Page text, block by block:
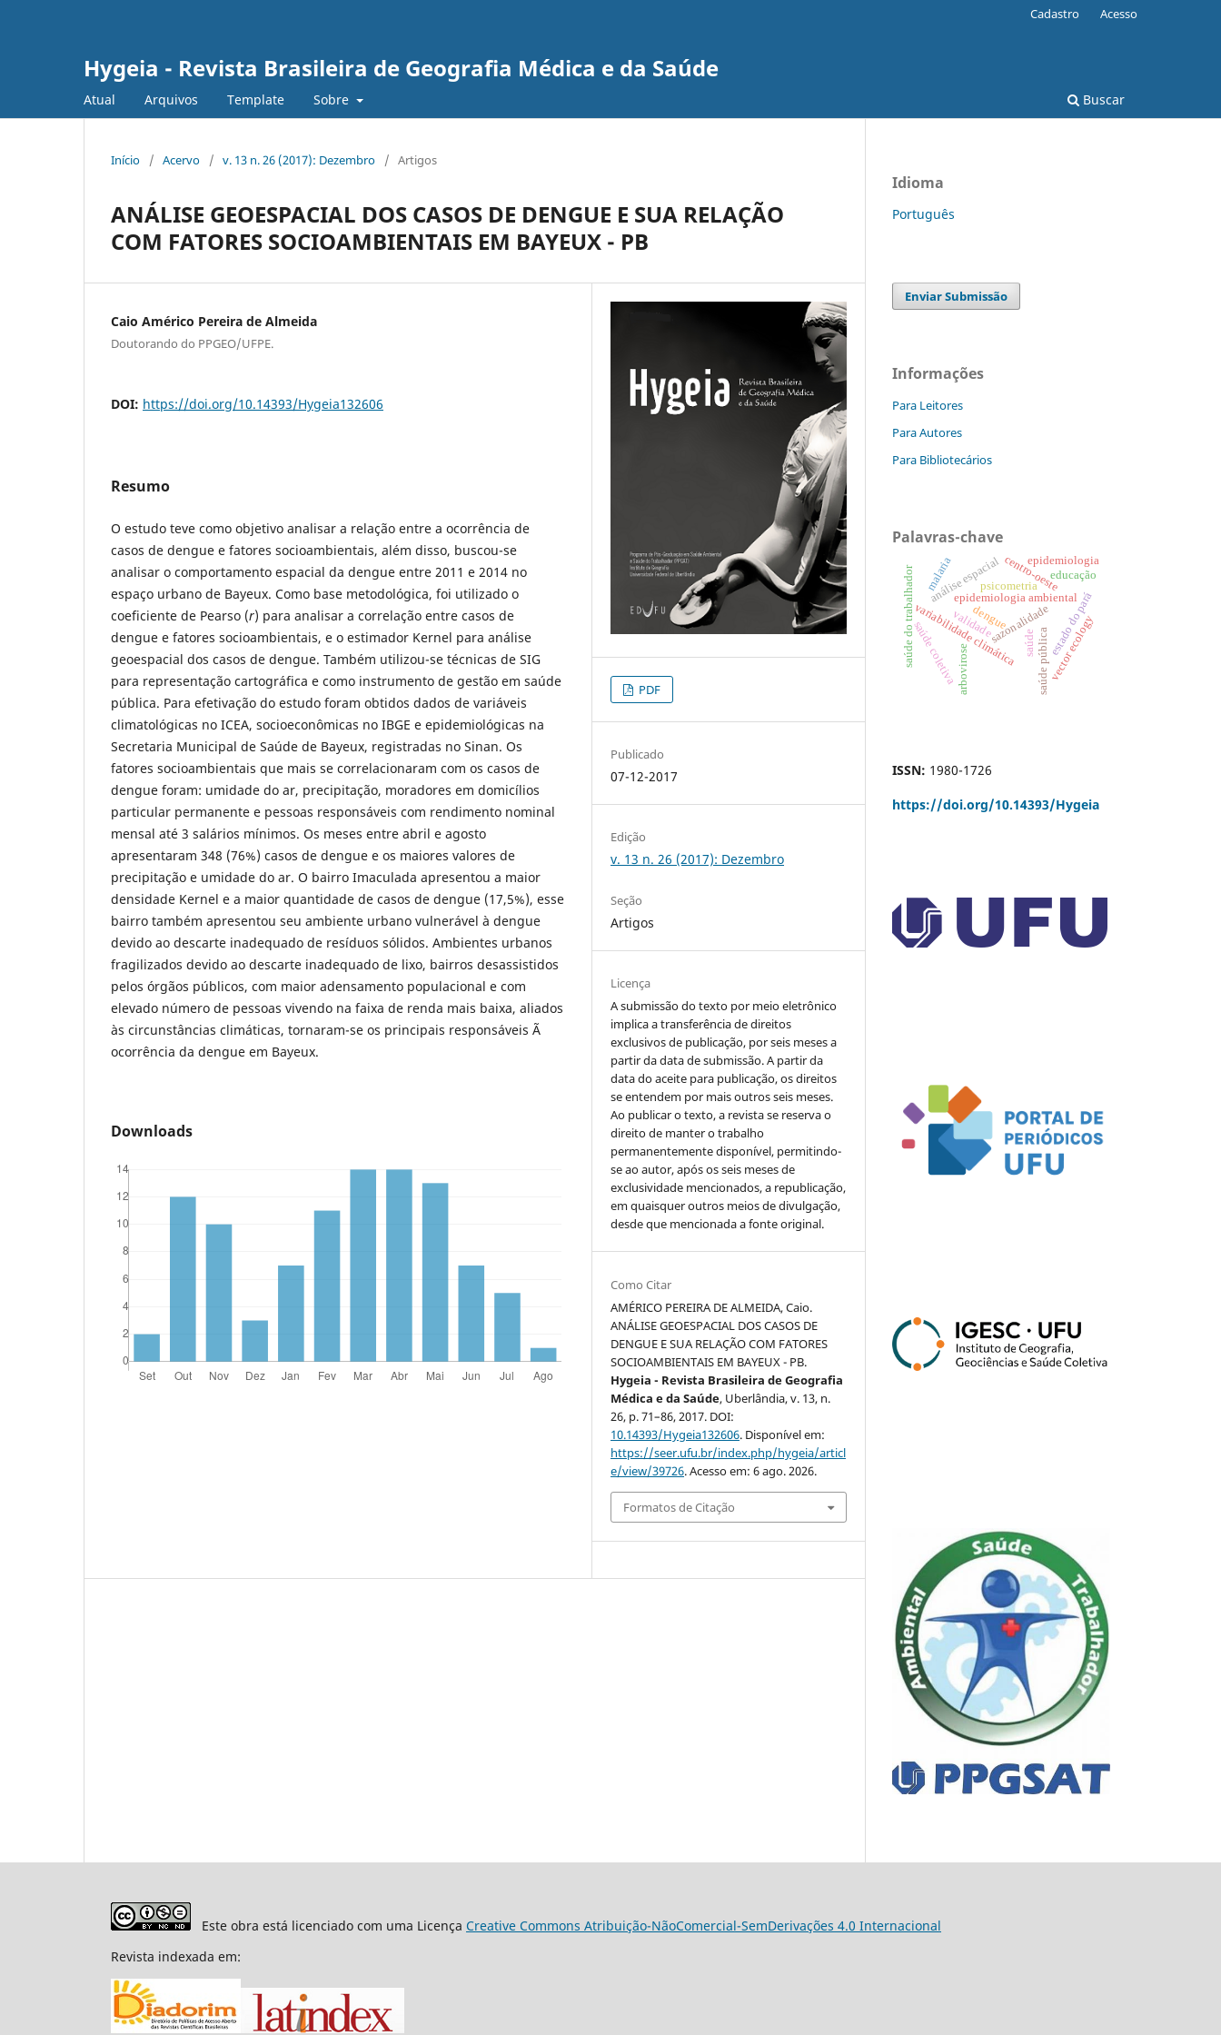
Hygeia - Revista Brasileira de Geografia Médica e da Saúde
Atual Arquivos Template Sobre Buscar
Cadastro Acesso
Início / Acervo / v. 13 n. 26 (2017): Dezembro / Artigos
ANÁLISE GEOESPACIAL DOS CASOS DE DENGUE E SUA RELAÇÃO
COM FATORES SOCIOAMBIENTAIS EM BAYEUX - PB
Caio Américo Pereira de Almeida
Doutorando do PPGEO/UFPE.
DOI: https://doi.org/10.14393/Hygeia132606
Resumo
O estudo teve como objetivo analisar a relação entre a ocorrência de
casos de dengue e fatores socioambientais, além disso, buscou-se
analisar o comportamento espacial da dengue entre 2011 e 2014 no
espaço urbano de Bayeux. Como base metodológica, foi utilizado o
coeficiente de Pearso (r) para analisar a correlação entre casos de
dengue e fatores socioambientais, e o estimador Kernel para análise
geoespacial dos casos de dengue. Também utilizou-se técnicas de SIG
para representação cartográfica e como instrumento de gestão em saúde
pública. Para efetivação do estudo foram obtidos dados de variáveis
climatológicas no ICEA, socioeconômicas no IBGE e epidemiológicas na
Secretaria Municipal de Saúde de Bayeux, registradas no Sinan. Os
fatores socioambientais que mais se correlacionaram com os casos de
dengue foram: umidade do ar, precipitação, moradores em domicílios
particular permanente e pessoas responsáveis com rendimento nominal
mensal até 3 salários mínimos. Os meses entre abril e agosto
apresentaram 348 (76%) casos de dengue e os maiores valores de
precipitação e umidade do ar. O bairro Imaculada apresentou a maior
densidade Kernel e a maior quantidade de casos de dengue (17,5%), esse
bairro também apresentou seu ambiente urbano vulnerável à dengue
devido ao descarte inadequado de resíduos sólidos. Ambientes urbanos
fragilizados devido ao descarte inadequado de lixo, bairros desassistidos
pelos órgãos públicos, com maior adensamento populacional e com
elevado número de pessoas vivendo na faixa de renda mais baixa, aliados
às circunstâncias climáticas, tornaram-se os principais responsáveis Ã
ocorrência da dengue em Bayeux.
Downloads
PDF
Publicado
07-12-2017
Edição
v. 13 n. 26 (2017): Dezembro
Seção
Artigos
Licença
A submissão do texto por meio eletrônico
implica a transferência de direitos
exclusivos de publicação, por seis meses a
partir da data de submissão. A partir da
data do aceite para publicação, os direitos
se entendem por mais outros seis meses.
Ao publicar o texto, a revista se reserva o
direito de manter o trabalho
permanentemente disponível, permitindo-
se ao autor, após os seis meses de
exclusividade mencionados, a republicação,
em quaisquer outros meios de divulgação,
desde que mencionada a fonte original.
Como Citar
AMÉRICO PEREIRA DE ALMEIDA, Caio.
ANÁLISE GEOESPACIAL DOS CASOS DE
DENGUE E SUA RELAÇÃO COM FATORES
SOCIOAMBIENTAIS EM BAYEUX - PB.
Hygeia - Revista Brasileira de Geografia
Médica e da Saúde, Uberlândia, v. 13, n.
26, p. 71–86, 2017. DOI:
10.14393/Hygeia132606. Disponível em:
https://seer.ufu.br/index.php/hygeia/articl
e/view/39726. Acesso em: 6 ago. 2026.
Formatos de Citação
Idioma
Português
Enviar Submissão
Informações
Para Leitores
Para Autores
Para Bibliotecários
Palavras-chave
sazonalidade
epidemiologia ambiental
saúde pública
estado do pará
variabilidade climática
análise espacial
arbovirose
centro-oeste
saúde do trabalhador psicometria
validade
malaria
vector ecology
epidemiologia
saúde coletiva
dengue
educação
saúde
ISSN: 1980-1726
https://doi.org/10.14393/Hygeia
Este obra está licenciado com uma Licença Creative Commons Atribuição-NãoComercial-SemDerivações 4.0 Internacional
Revista indexada em: